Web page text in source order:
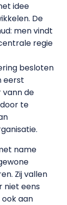
idee
De
men vindt
regie
besloten
eerst
de
te
name
Zij vallen
niet eens
aan